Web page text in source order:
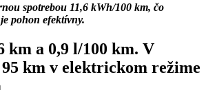
spotrebou 11,6 kWh/100 km, čo
pohon efektívny.
km a 0,9 l/100 km. V
km v elektrickom režime